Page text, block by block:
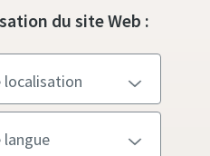
du site Web :